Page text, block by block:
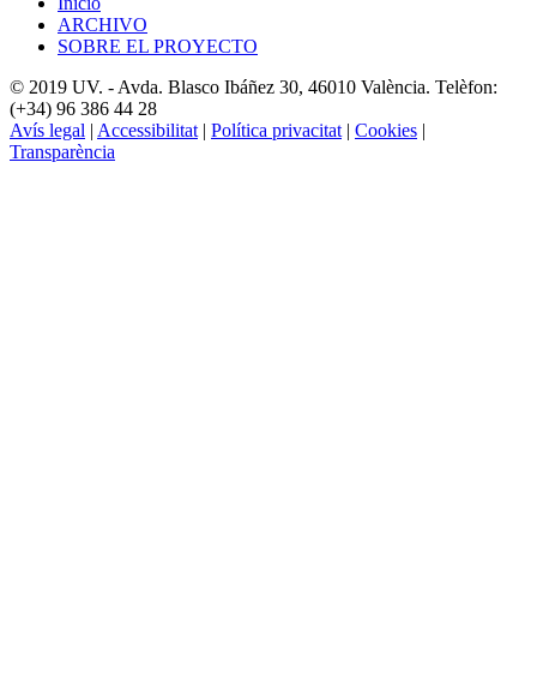
ARCHIVO
SOBRE EL PROYECTO
© 2019 UV. - Avda. Blasco Ibáñez 30, 46010 València. Telèfon:
(+34) 96 386 44 28
Avís legal | Accessibilitat | Política privacitat | Cookies |
Transparència